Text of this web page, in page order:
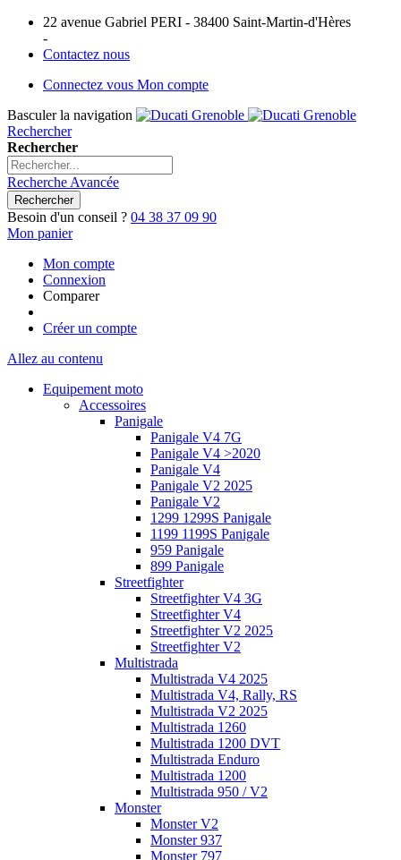
22 avenue Gabriel PERI - 38400 Saint-Martin-d'Hères
-
Contactez nous
Connectez vous Mon compte
Basculer la navigation
Rechercher
Rechercher
Recherche Avancée
Rechercher
Besoin d'un conseil ? 04 38 37 09 90
Mon panier
Mon compte
Connexion
Comparer
Créer un compte
Allez au contenu
Equipement moto
Accessoires
Panigale
Panigale V4 7G
Panigale V4 >2020
Panigale V4
Panigale V2 2025
Panigale V2
1299 1299S Panigale
1199 1199S Panigale
959 Panigale
899 Panigale
Streetfighter
Streetfighter V4 3G
Streetfighter V4
Streetfighter V2 2025
Streetfighter V2
Multistrada
Multistrada V4 2025
Multistrada V4, Rally, RS
Multistrada V2 2025
Multistrada 1260
Multistrada 1200 DVT
Multistrada Enduro
Multistrada 1200
Multistrada 950 / V2
Monster
Monster V2
Monster 937
Monster 797